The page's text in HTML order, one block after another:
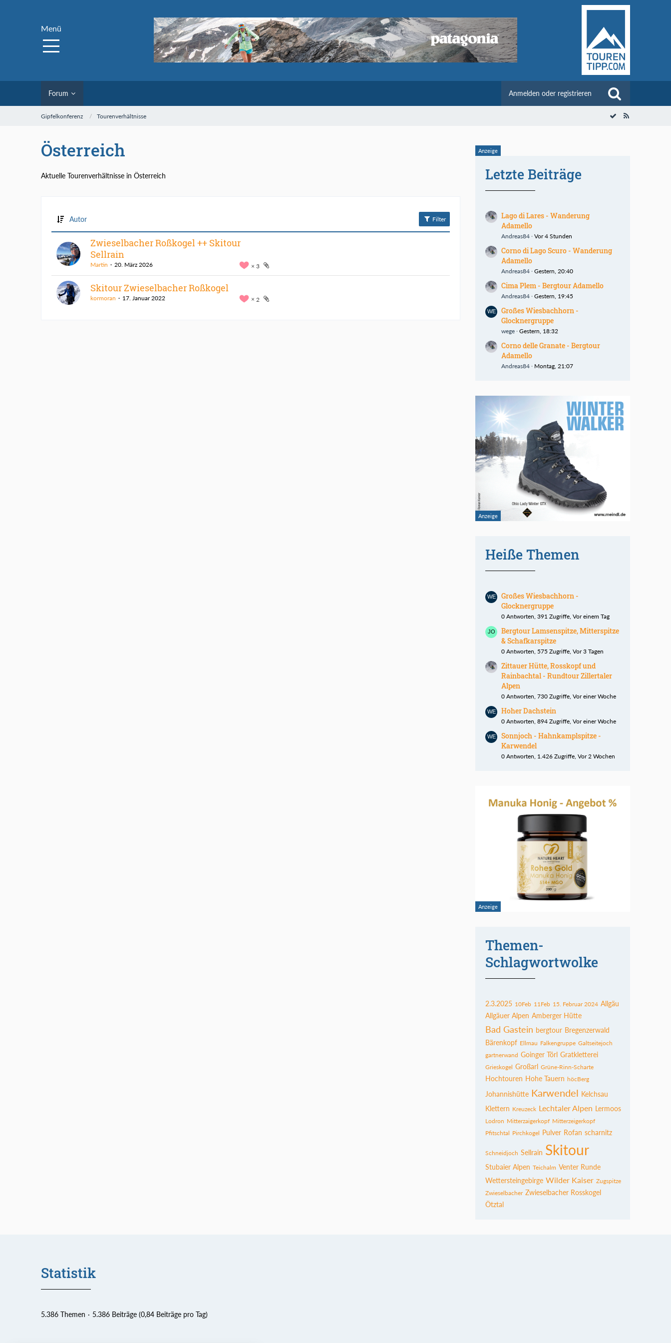
Menü
Forum Anmelden oder registrieren
Gipfelkonferenz Tourenverhältnisse
Österreich
Aktuelle Tourenverhältnisse in Österreich
Autor Filter
Zwieselbacher Roßkogel ++ Skitour
Sellrain
3
Martin 20. März 2026
Skitour Zwieselbacher Roßkogel
2
kormoran 17. Januar 2022
Letzte Beiträge
Lago di Lares - Wanderung
Adamello
Andreas84 Vor 4 Stunden
Corno di Lago Scuro - Wanderung
Adamello
Andreas84 Gestern, 20:40
Cima Plem - Bergtour Adamello
Andreas84 Gestern, 19:45
Großes Wiesbachhorn -
Glocknergruppe
wege Gestern, 18:32
Corno delle Granate - Bergtour
Adamello
Andreas84 Montag, 21:07
Heiße Themen
Großes Wiesbachhorn -
Glocknergruppe
0 Antworten, 391 Zugriffe, Vor einem Tag
Bergtour Lamsenspitze, Mitterspitze
& Schafkarspitze
0 Antworten, 575 Zugriffe, Vor 3 Tagen
Zittauer Hütte, Rosskopf und
Rainbachtal - Rundtour Zillertaler
Alpen
0 Antworten, 730 Zugriffe, Vor einer Woche
Hoher Dachstein
0 Antworten, 894 Zugriffe, Vor einer Woche
Sonnjoch - Hahnkamplspitze -
Karwendel
0 Antworten, 1.426 Zugriffe, Vor 2 Wochen
Themen-
Schlagwortwolke
2.3.2025 10Feb 11Feb 15. Februar 2024 Allgäu
Allgäuer Alpen Amberger Hütte
Bad Gastein bergtour Bregenzerwald
Bärenkopf Ellmau Falkengruppe Galtseitejoch
gartnerwand Goinger Törl Gratkletterei
Grieskogel Großarl Grüne-Rinn-Scharte
Hochtouren Hohe Tauern höcBerg
Johannishütte Karwendel Kelchsau
Klettern Kreuzeck Lechtaler Alpen Lermoos
Lodron Mitterzaigerkopf Mitterzeigerkopf
Pfitschtal Pirchkogel Pulver Rofan scharnitz
Schneidjoch Sellrain Skitour
Stubaier Alpen Teichalm Venter Runde
Wettersteingebirge Wilder Kaiser Zugspitze
Zwieselbacher Zwieselbacher Rosskogel
Ötztal
Statistik
5.386 Themen 5.386 Beiträge (0,84 Beiträge pro Tag)